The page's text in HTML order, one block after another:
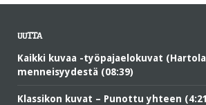
UUTTA
Kaikki kuvaa -työpajaelokuvat
menneisyydestä (08:39)
Klassikon kuvat – Punottu yhteen